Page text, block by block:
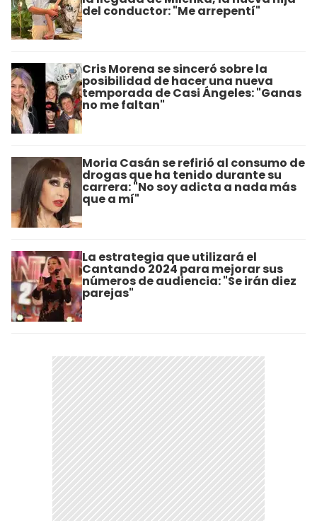
del conductor: "Me arrepentí"
Cris Morena se sinceró sobre la
posibilidad de hacer una nueva
temporada de Casi Ángeles: "Ganas
no me faltan"
Moria Casán se refirió al consumo de
drogas que ha tenido durante su
carrera: "No soy adicta a nada más
que a mí"
La estrategia que utilizará el
Cantando 2024 para mejorar sus
números de audiencia: "Se irán diez
parejas"